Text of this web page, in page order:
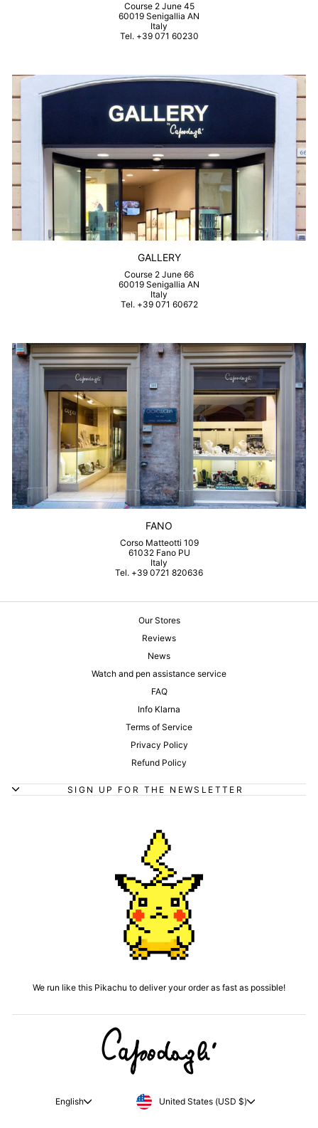
Course 2 June 45
60019 Senigallia AN
Italy
Tel. +39 071 60230
GALLERY
Course 2 June 66
60019 Senigallia AN
Italy
Tel. +39 071 60672
FANO
Corso Matteotti 109
61032 Fano PU
Italy
Tel. +39 0721 820636
Our Stores
Reviews
News
Watch and pen assistance service
FAQ
Info Klarna
Terms of Service
Privacy Policy
Refund Policy
SIGN UP FOR THE NEWSLETTER
We run like this Pikachu to deliver your order as fast as possible!
LANGUAGE
English CURRENCY
United States (USD $)